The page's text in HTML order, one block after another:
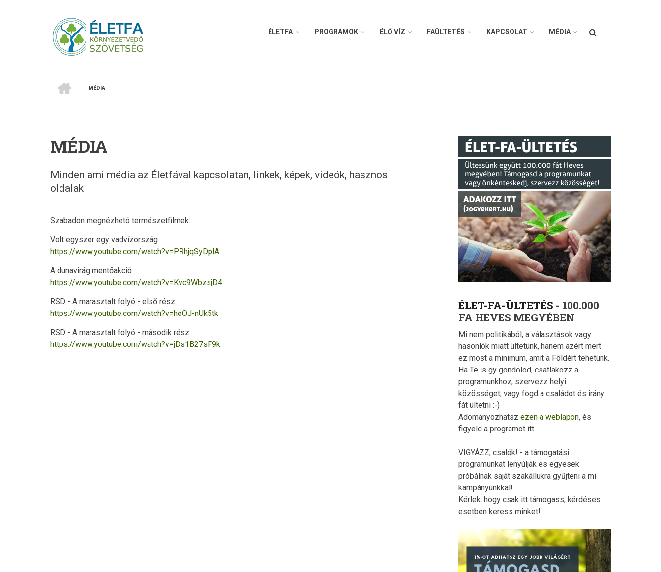
Search
ÉLETFA PROGRAMOK ÉLŐ VÍZ FAÜLTETÉS KAPCSOLAT MÉDIA
MORZSA
MÉDIA
MÉDIA
Minden ami média az Életfával kapcsolatan, linkek, képek, videók, hasznos
oldalak
Szabadon megnézhetó természetfilmek:
Volt egyszer egy vadvízország
https://www.youtube.com/watch?v=PRhjqSyDplA
A dunavirág mentőakció
https://www.youtube.com/watch?v=Kvc9WbzsjD4
RSD - A marasztalt folyó - első rész
https://www.youtube.com/watch?v=heOJ-nUk5tk
RSD - A marasztalt folyó - második rész
https://www.youtube.com/watch?v=jDs1B27sF9k
ÉLET-FA-ÜLTETÉS - 100.000
FA HEVES MEGYÉBEN
Mi nem politikából, a választások vagy
hasonlók miatt ültetünk, hanem azért mert
ez most a minimum, amit a Földért tehetünk.
Ha Te is gy gondolod, csatlakozz a
programunkhoz, szervezz helyi
közösséget, vagy fogd a családot és irány
fát ültetni :-)
Adományozhatsz ezen a weblapon, és
figyeld a programot itt.
VIGYÁZZ, csalók! - a támogatási
programunkat lenyúlják és egyesek
próbálnak saját szakállukra gyűjteni a mi
kampányunkkal!
Kérlek, hogy csak itt támogass, kérdéses
esetben keress minket!